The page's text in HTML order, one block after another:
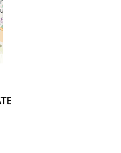
BROŽOVÁ